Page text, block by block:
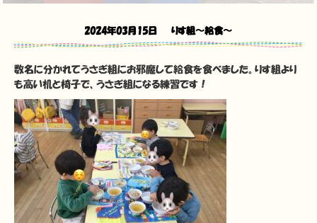
2024年03月15日 りす組〜給食〜
数名に分かれてうさぎ組にお邪魔して給食を食べました。りす組より
も高い机と椅子で、うさぎ組になる練習です！